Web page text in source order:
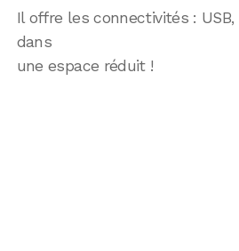
Il offre les connectivités : USB,
dans
une espace réduit !